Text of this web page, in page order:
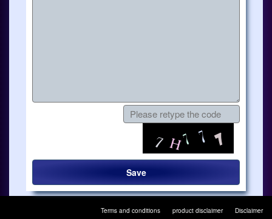
Disclaimer
product disclaimer
Terms and conditions